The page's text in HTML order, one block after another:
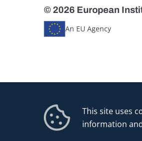
This site uses
information
© 2026 European
An EU Agency